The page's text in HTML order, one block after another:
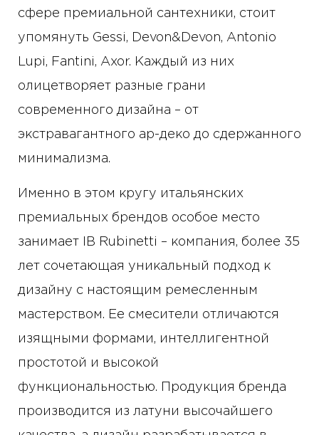
сфере премиальной сантехники, стоит
упомянуть Gessi, Devon&Devon, Antonio
Lupi, Fantini, Axor. Каждый из них
олицетворяет разные грани
современного дизайна – от
экстравагантного ар-деко до сдержанного
минимализма.
Именно в этом кругу итальянских
премиальных брендов особое место
занимает IB Rubinetti – компания, более 35
лет сочетающая уникальный подход к
дизайну с настоящим ремесленным
мастерством. Ее смесители отличаются
изящными формами, интеллигентной
простотой и высокой
функциональностью. Продукция бренда
производится из латуни высочайшего